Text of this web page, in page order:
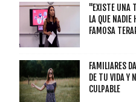
"EXISTE UNA
LA QUE NADIE
FAMOSA
FAMILIARES
DE TU VIDA Y
CULPABLE